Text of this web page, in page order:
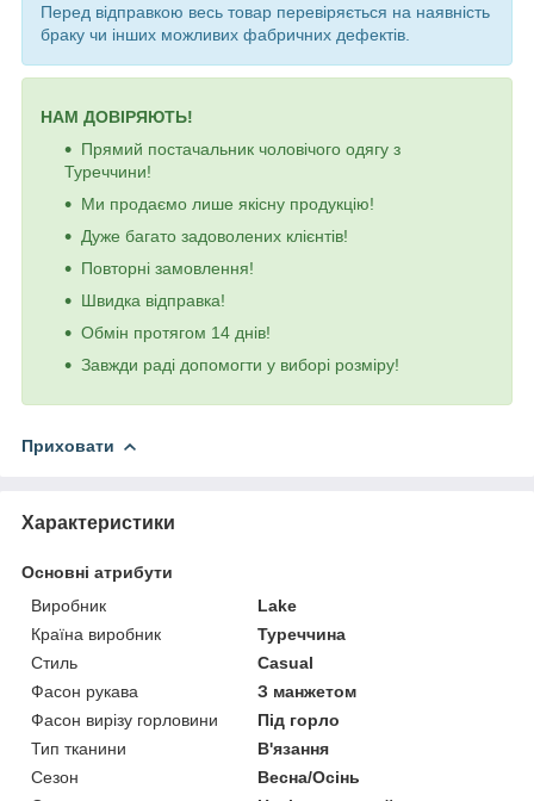
Перед відправкою весь товар перевіряється на наявність
браку чи інших можливих фабричних дефектів.
НАМ ДОВІРЯЮТЬ!
Прямий постачальник чоловічого одягу з
Туреччини!
Ми продаємо лише якісну продукцію!
Дуже багато задоволених клієнтів!
Повторні замовлення!
Швидка відправка!
Обмін протягом 14 днів!
Завжди раді допомогти у виборі розміру!
Приховати
Характеристики
Основні атрибути
Виробник
Lake
Країна виробник
Туреччина
Стиль
Casual
Фасон рукава
З манжетом
Фасон вирізу горловини
Під горло
Тип тканини
В'язання
Сезон
Весна/Осінь